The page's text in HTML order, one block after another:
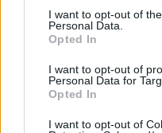
consent section.
I want to opt-out of
Personal Data.
Opted In
I want to opt-out of
Personal Data for
Opted In
I want to opt-out of
Altri
altre pratiche di cura
l’asciugatura, è
stendibiancheria,